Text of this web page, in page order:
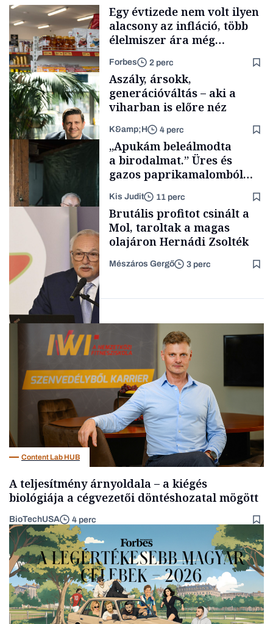
Makro
Egy évtizede nem volt ilyen
alacsony az infláció, több
élelmiszer ára még
rohamosan csökken is
Forbes 2 perc
TÁMOGATÓI
TARTALOM
Aszály, ársokk,
generációváltás – aki a
viharban is előre néz
K&amp;H 4 perc
Családi
vállalkozások
„Apukám beleálmodta
a birodalmat.” Üres és
gazos paprikamalomból
lett az igazi családi
fűszersztori
Kis Judit 11 perc
Befektetés
Brutális profitot csinált a
Mol, taroltak a magas
olajáron Hernádi Zsolték
Mészáros Gergő 3 perc
Content Lab HUB
A teljesítmény árnyoldala – a kiégés
biológiája a cégvezetői döntéshozatal mögött
BioTechUSA 4 perc